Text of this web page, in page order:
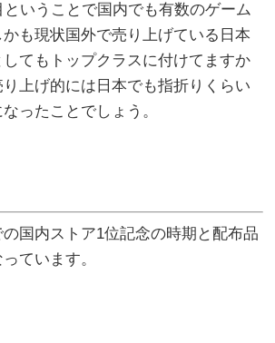
いうことで国内でも有数のゲーム
も現状国外で売り上げている日本
てもトップクラスに付けてますか
上げ的には日本でも指折りくらい
ったことでしょう。
国内ストア1位記念の時期と配布品
ています。